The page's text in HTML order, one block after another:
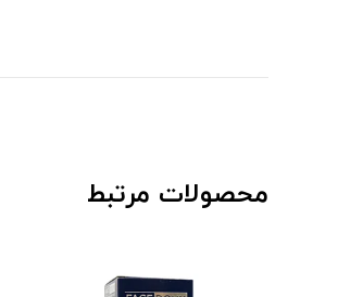
محصولات مرتبط